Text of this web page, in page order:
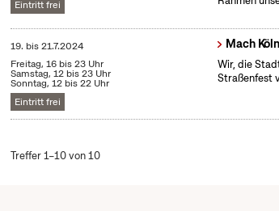
Eintritt frei
19. bis21.7.2024
Freitag, 16 bis 23 Uhr
Samstag, 12 bis 23 Uhr
Sonntag, 12 bis 22 Uhr
Eintritt frei
Mach
Wir, die
Straßenfest
Treffer 1–10 von 10